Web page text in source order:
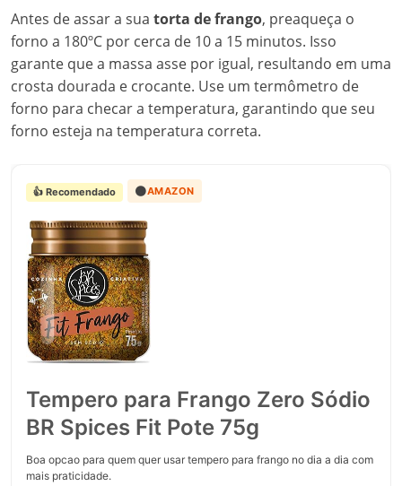
Antes de assar a sua torta de frango, preaqueça o
forno a 180ºC por cerca de 10 a 15 minutos. Isso
garante que a massa asse por igual, resultando em uma
crosta dourada e crocante. Use um termômetro de
forno para checar a temperatura, garantindo que seu
forno esteja na temperatura correta.
👍 Recomendado 🟠AMAZON
Tempero para Frango Zero Sódio
BR Spices Fit Pote 75g
Boa opcao para quem quer usar tempero para frango no dia a dia com
mais praticidade.